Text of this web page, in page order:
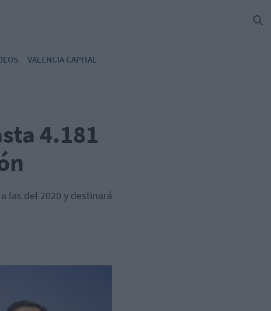
VALENCIA CAPITAL
4.181
las del 2020 y destinará